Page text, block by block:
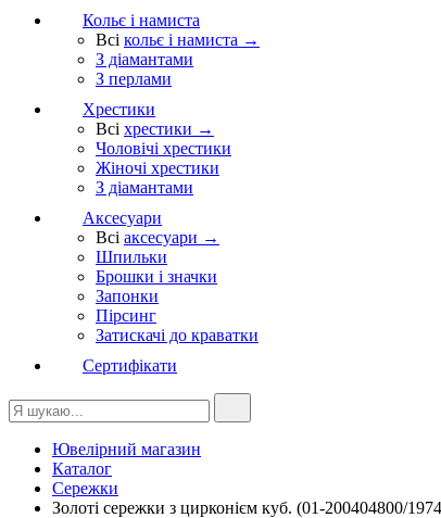
Кольє і намиста
Всі кольє і намиста →
З діамантами
З перлами
Хрестики
Всі хрестики →
Чоловічі хрестики
Жіночі хрестики
З діамантами
Аксесуари
Всі аксесуари →
Шпильки
Брошки і значки
Запонки
Пірсинг
Затискачі до краватки
Сертифікати
Ювелірний магазин
Каталог
Сережки
Золоті сережки з цирконієм куб. (01-200404800/